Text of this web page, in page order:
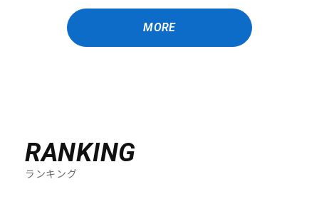
MORE
RANKING
ランキング